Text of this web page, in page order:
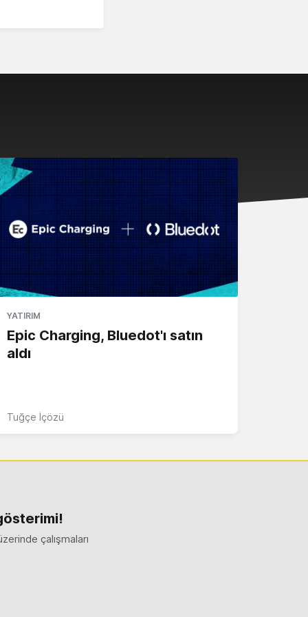
YATIRIM
Epic Charging, Bluedot'ı satın
aldı
Tuğçe İçözü
çalışmaları